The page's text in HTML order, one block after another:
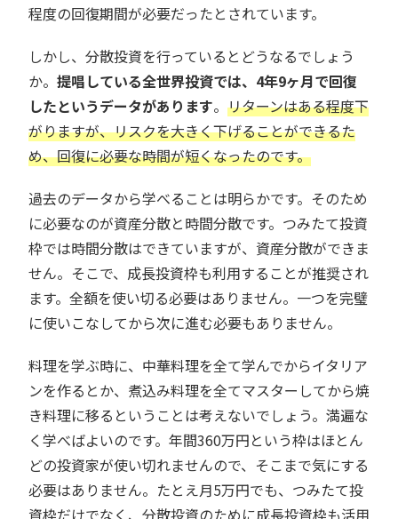
程度の回復期間が必要だったとされています。
しかし、分散投資を行っているとどうなるでしょう
か。 提唱している全世界投資では、4年9ヶ月で回復
したというデータがあります。 リターンはある程度下
がりますが、リスクを大きく下げることができるた
め、回復に必要な時間が短くなったのです。
過去のデータから学べることは明らかです。そのため
に必要なのが資産分散と時間分散です。つみたて投資
枠では時間分散はできていますが、資産分散ができま
せん。そこで、成長投資枠も利用することが推奨され
ます。全額を使い切る必要はありません。一つを完璧
に使いこなしてから次に進む必要もありません。
料理を学ぶ時に、中華料理を全て学んでからイタリア
ンを作るとか、煮込み料理を全てマスターしてから焼
き料理に移るということは考えないでしょう。満遍な
く学べばよいのです。年間360万円という枠はほとん
どの投資家が使い切れませんので、そこまで気にする
必要はありません。たとえ月5万円でも、つみたて投
資枠だけでなく、分散投資のために成長投資枠も活用